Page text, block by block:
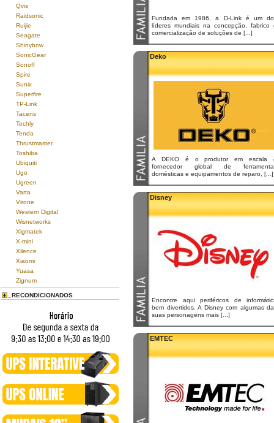
Qvis
Raidsonic
Ruijie
Seagate
Shinybow
SonicGear
Sonoff
Spire
Sunix
Superfire
TP-Link
Tacens
Techly
Tenda
Thrustmaster
Toshiba
Ubiquiti
Ugo
Ugreen
Varta
Virone
Western Digital
Wisnetworks
Xigmatek
X-mini
Xilence
Xiaomi
Yuasa
Zignum
RECONDICIONADOS
Fundada em 1986, a D-Link é um
líderes mundiais na concepção, fabrico
comercialização de soluções de [...]
Deko
A DEKO é o produtor em escala
fornecedor global de
domésticas e equipamentos de reparo, [...]
Disney
Encontre aqui periféricos de
bem divertidos. A Disney com algumas
suas personagens mais [...]
EMTEC